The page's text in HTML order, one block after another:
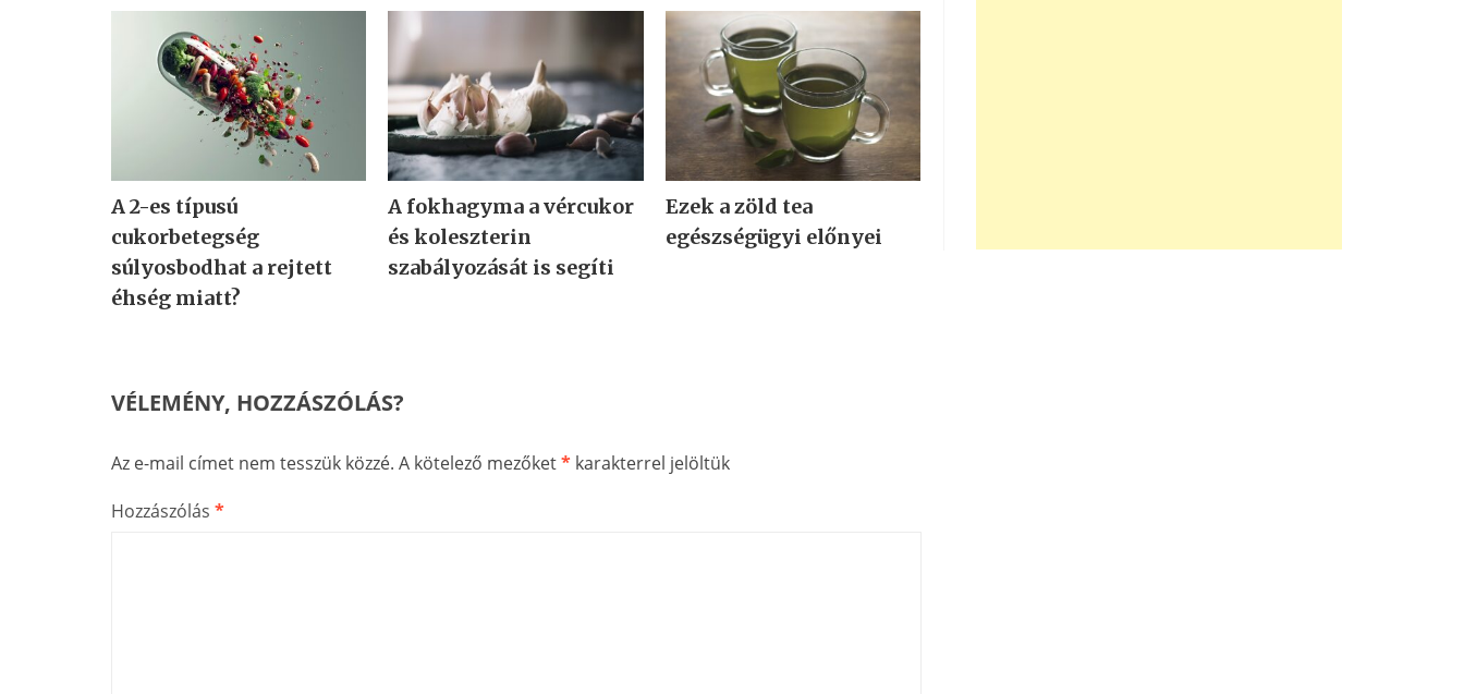
A 2-es típusú
cukorbetegség
súlyosbodhat a rejtett
éhség miatt?
A fokhagyma a vércukor
és koleszterin
szabályozását is segíti
Ezek a zöld tea
egészségügyi előnyei
VÉLEMÉNY, HOZZÁSZÓLÁS?
Az e-mail címet nem tesszük közzé. A kötelező mezőket* karakterrel jelöltük
Hozzászólás *